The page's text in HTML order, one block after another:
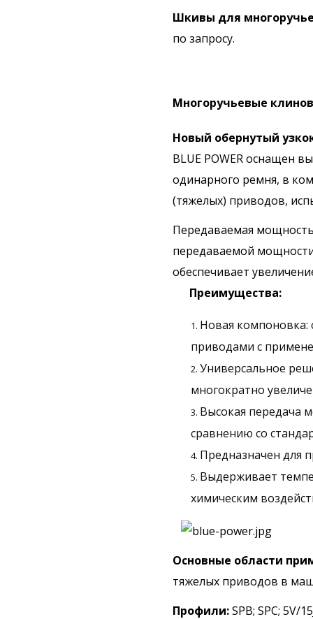
Шкивы для
по запросу.
Многоручьевые
Новый обернутый
BLUE POWER оснащен
одинарного ремня, в
(тяжелых) приводов,
Передаваемая мощность
передаваемой
обеспечивает
Преимущества:
Новая компоновка:
приводами с
Универсальное
многократно
Высокая передача
сравнению со
Предназначен для
Выдерживает
химическим
Основные области
тяжелых приводов в
Профили:SPB; SPC; 5V/